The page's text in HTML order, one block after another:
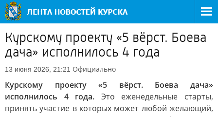
Курскому проекту «5 вёрст. Боева
дача» исполнилось 4 года
13 июня 2026, 21:21 Официально
Курскому проекту «5 вёрст. Боева дача»
исполнилось 4 года. Это еженедельные старты,
принять участие в которых может любой желающий,